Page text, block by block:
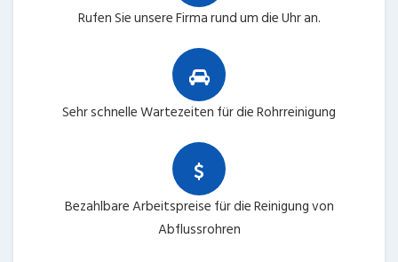
Rufen Sie unsere Firma rund um die Uhr an.
Sehr schnelle Wartezeiten für die Rohrreinigung
Bezahlbare Arbeitspreise für die Reinigung von
Abflussrohren